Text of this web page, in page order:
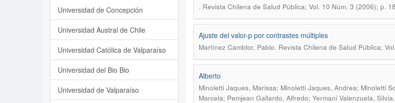
. Revista Chilena de Salud Pública; Vol. 10 Núm. 3 (2006); p.
Ajuste del valor-p por contrastes múltiples
Martínez Camblor, Pablo. Revista Chilena de Salud Pública;
Alberto
Minoletti Jaques, Marissa; Minoletti Jaques, Andrea; Minoletti
Marcela; Pemjean Gallardo, Alfredo; Yermani Valenzuela, Silvia.
Universidad de Concepción
Universidad Austral de Chile
Universidad Católica de Valparaíso
Universidad del Bio Bio
Universidad de Valparaíso